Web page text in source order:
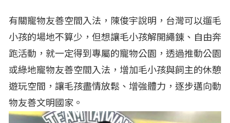
有關寵物友善空間入法，陳俊宇說明，台灣可以遛毛
小孩的場地不算少，但想讓毛小孩解開繩錬、自由奔
跑活動，就一定得到專屬的寵物公園，透過推動公園
或綠地寵物友善空間入法，增加毛小孩與飼主的休憩
遊玩空間，讓毛孩盡情放鬆、增強體力，逐步邁向動
物友善文明國家。